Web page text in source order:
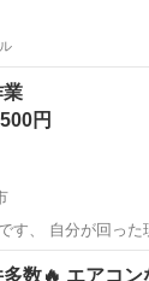
円
す、 自分が回っ
23,000円 半日４時
の他
多数🔥 エアコン